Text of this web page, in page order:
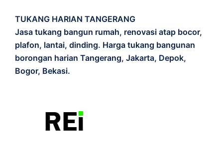
TUKANG HARIAN TANGERANG
Jasa tukang bangun rumah, renovasi atap bocor,
plafon, lantai, dinding. Harga tukang bangunan
borongan harian Tangerang, Jakarta, Depok,
Bogor, Bekasi.